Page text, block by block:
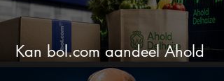
Kan bol.com aandeel Ahold
nieuw leven inblazen?